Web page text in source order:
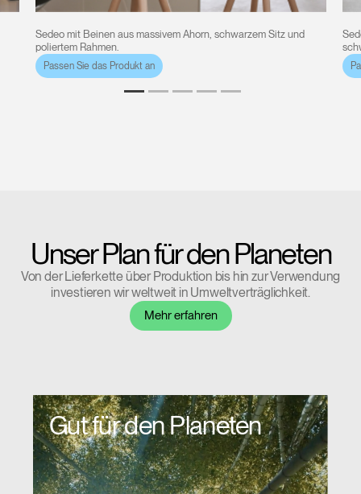
Wähle deinen Standort
Passwort vergessen
Deutschland
Select
Region
REGISTRIEREN
Artikelcode vorhanden?
EINGEBEN
Sedeo mit Beinen aus massivem Ahorn, schwarzem Sitz und
poliertem Rahmen.
Passen Sie das Produkt an
Unser Plan für den Planeten
Von der Lieferkette über Produktion bis hin zur Verwendung
investieren wir weltweit in Umweltverträglichkeit.
Mehr erfahren
Gut für den Planeten